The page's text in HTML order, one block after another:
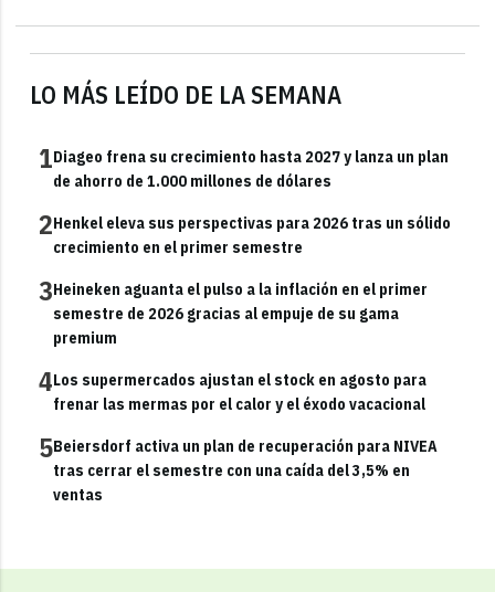
LO MÁS LEÍDO DE LA SEMANA
1Diageo frena su crecimiento hasta 2027 y lanza un plan
de ahorro de 1.000 millones de dólares
2Henkel eleva sus perspectivas para 2026 tras un sólido
crecimiento en el primer semestre
3Heineken aguanta el pulso a la inflación en el primer
semestre de 2026 gracias al empuje de su gama
premium
4Los supermercados ajustan el stock en agosto para
frenar las mermas por el calor y el éxodo vacacional
5Beiersdorf activa un plan de recuperación para NIVEA
tras cerrar el semestre con una caída del 3,5% en
ventas